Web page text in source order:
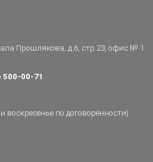
Прошлякова, д.6, стр.23, офис № 1
500-00-71
воскресенье по договорённости)